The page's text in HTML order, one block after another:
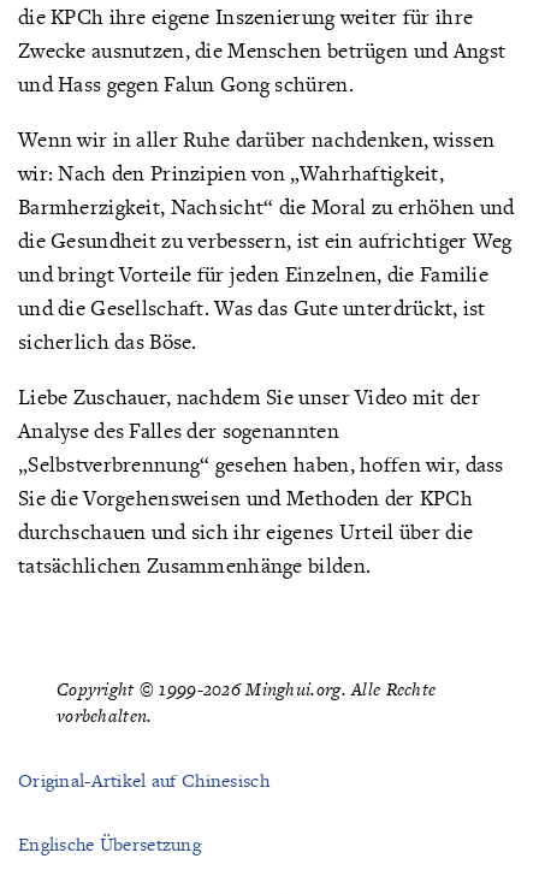
die KPCh ihre eigene Inszenierung weiter für ihre
Zwecke ausnutzen, die Menschen betrügen und Angst
und Hass gegen Falun Gong schüren.
Wenn wir in aller Ruhe darüber nachdenken, wissen
wir: Nach den Prinzipien von „Wahrhaftigkeit,
Barmherzigkeit, Nachsicht“ die Moral zu erhöhen und
die Gesundheit zu verbessern, ist ein aufrichtiger Weg
und bringt Vorteile für jeden Einzelnen, die Familie
und die Gesellschaft. Was das Gute unterdrückt, ist
sicherlich das Böse.
Liebe Zuschauer, nachdem Sie unser Video mit der
Analyse des Falles der sogenannten
„Selbstverbrennung“ gesehen haben, hoffen wir, dass
Sie die Vorgehensweisen und Methoden der KPCh
durchschauen und sich ihr eigenes Urteil über die
tatsächlichen Zusammenhänge bilden.
Copyright © 1999-2026 Minghui.org. Alle Rechte
vorbehalten.
Original-Artikel auf Chinesisch
Englische Übersetzung